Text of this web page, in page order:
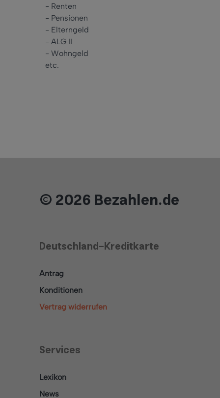
- Renten
- Pensionen
- Elterngeld
- ALG II
- Wohngeld
etc.
© 2026 Bezahlen.de
Deutschland-Kreditkarte
Antrag
Konditionen
Vertrag widerrufen
Services
Lexikon
News